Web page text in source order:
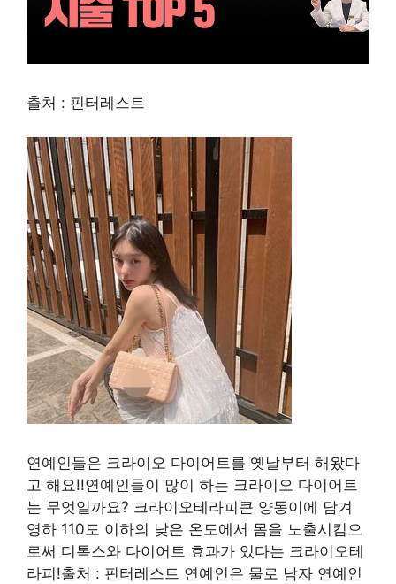
출처 : 핀터레스트
연예인들은 크라이오 다이어트를 옛날부터 해왔다
고 해요!!연예인들이 많이 하는 크라이오 다이어트
는 무엇일까요? 크라이오테라피큰 양동이에 담겨
영하 110도 이하의 낮은 온도에서 몸을 노출시킴으
로써 디톡스와 다이어트 효과가 있다는 크라이오테
라피!출처 : 핀터레스트 연예인은 물로 남자 연예인